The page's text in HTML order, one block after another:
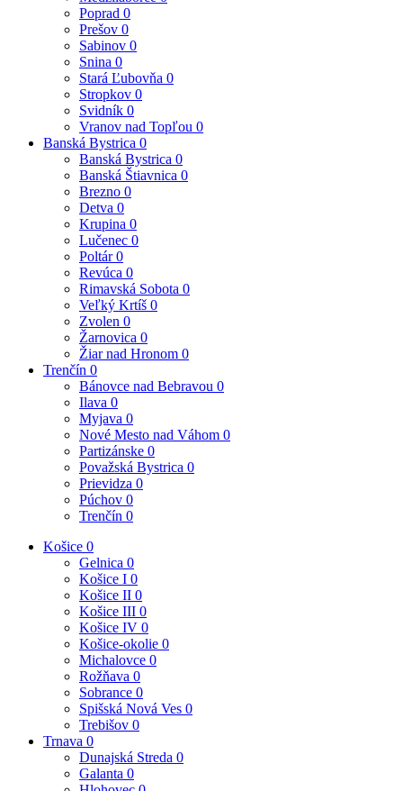
Poprad 0
Prešov 0
Sabinov 0
Snina 0
Stará Ľubovňa 0
Stropkov 0
Svidník 0
Vranov nad Topľou 0
Banská Bystrica 0
Banská Bystrica 0
Banská Štiavnica 0
Brezno 0
Detva 0
Krupina 0
Lučenec 0
Poltár0
Revúca 0
Rimavská Sobota 0
Veľký Krtíš 0
Zvolen 0
Žarnovica 0
Žiar nad Hronom 0
Trenčín 0
Bánovce nad Bebravou 0
Ilava 0
Myjava 0
Nové Mesto nad Váhom 0
Partizánske 0
Považská Bystrica 0
Prievidza 0
Púchov 0
Trenčín 0
Košice 0
Gelnica 0
Košice I 0
Košice II 0
Košice III 0
Košice IV 0
Košice-okolie 0
Michalovce 0
Rožňava 0
Sobrance 0
Spišská Nová Ves 0
Trebišov 0
Trnava 0
Dunajská Streda 0
Galanta 0